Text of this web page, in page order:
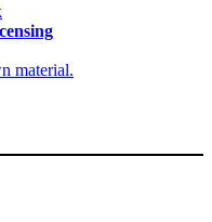
material.